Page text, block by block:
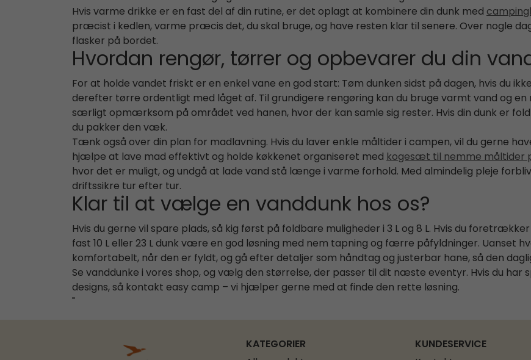
Hvis varme drikke er en fast del af din rutine, er det oplagt at kombinere din dunk med
præcist i kedlen, varme præcis det, du skal bruge, og have resten klar til senere. Over nogle
flasker på bordet.
Hvordan rengør, tørrer og opbevarer du din
For at holde vandet friskt er en enkel vane en god start: Tøm dunken sidst på dagen, hvis du
derefter tørre ordentligt med låget af. Til grundigere rengøring kan du bruge varmt vand og
særligt opmærksom på området ved hanen, hvor der kan samle sig rester. Hvis din dunk er
du pakker den væk.
Tænk også over din plan for madlavning. Hvis du laver enkle måltider i campen, vil du gerne
hjælpe at lave mad effektivt og holde køkkenet organiseret medkogesæt til nemme måltider
hvor det er muligt, og undgå at lade vand stå længe i varme forhold. Med almindelig pleje
driftssikre tur efter tur.
Klar til at vælge en vanddunk hos os?
Hvis du gerne vil spare plads, så kig først på foldbare muligheder i 3 L og 8 L. Hvis du
fast 10 L eller 23 L dunk være en god løsning med nem tapning og færre påfyldninger. Uanset
komfortabelt, når den er fyldt, og gå efter detaljer som håndtag og justerbar hane, så den
Se vanddunke i vores shop, og vælg den størrelse, der passer til dit næste eventyr. Hvis du
designs, så kontakt easy camp – vi hjælper gerne med at finde den rette løsning.
"
KATEGORIER
KUNDESERVICE